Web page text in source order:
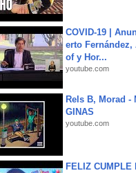
COVID-19 |
erto Fernández,
of y Hor...
youtube.com
Rels B, Morad -
GINAS
youtube.com
FELIZ CUMPLE